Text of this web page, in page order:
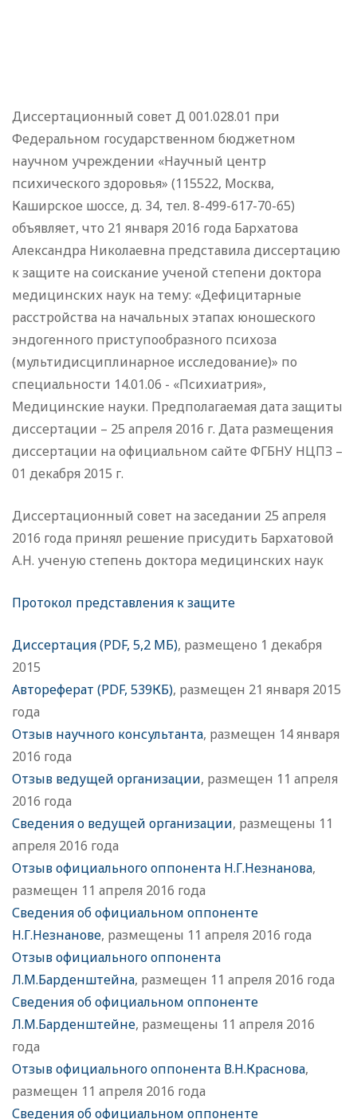
Диссертационный совет Д 001.028.01 при
Федеральном государственном бюджетном
научном учреждении «Научный центр
психического здоровья» (115522, Москва,
Каширское шоссе, д. 34, тел. 8-499-617-70-65)
объявляет, что 21 января 2016 года Бархатова
Александра Николаевна представила диссертацию
к защите на соискание ученой степени доктора
медицинских наук на тему: «Дефицитарные
расстройства на начальных этапах юношеского
эндогенного приступообразного психоза
(мультидисциплинарное исследование)» по
специальности 14.01.06 - «Психиатрия»,
Медицинские науки. Предполагаемая дата защиты
диссертации – 25 апреля 2016 г. Дата размещения
диссертации на официальном сайте ФГБНУ НЦПЗ –
01 декабря 2015 г.
Диссертационный совет на заседании 25 апреля
2016 года принял решение присудить Бархатовой
А.Н. ученую степень доктора медицинских наук
Протокол представления к защите
Диссертация (PDF, 5,2 МБ), размещено 1 декабря
2015
Автореферат (PDF, 539КБ), размещен 21 января 2015
года
Отзыв научного консультанта, размещен 14 января
2016 года
Отзыв ведущей организации, размещен 11 апреля
2016 года
Сведения о ведущей организации, размещены 11
апреля 2016 года
Отзыв официального оппонента Н.Г.Незнанова,
размещен 11 апреля 2016 года
Сведения об официальном оппоненте
Н.Г.Незнанове, размещены 11 апреля 2016 года
Отзыв официального оппонента
Л.М.Барденштейна, размещен 11 апреля 2016 года
Сведения об официальном оппоненте
Л.М.Барденштейне, размещены 11 апреля 2016
года
Отзыв официального оппонента В.Н.Краснова,
размещен 11 апреля 2016 года
Сведения об официальном оппоненте